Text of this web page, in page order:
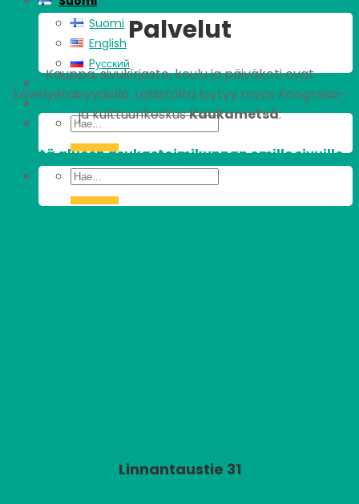
Suomi
English
Pусский
Palvelut
Kauppa, sivukirjasto, koulu ja päiväkoti ovat
kävelyetäisyydellä. Lähistöltä löytyy myös Kongressi-
ja kulttuurikeskusKaukametsä.
Tästä alueen asukastoimikunnan omille sivuille.
Linnantaustie 31